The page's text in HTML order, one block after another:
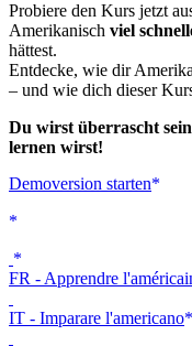
Probiere den Kurs jetzt
Amerikanisch viel
hättest.
Entdecke, wie dir
– und wie dich dieser
Du wirst überrascht
lernen wirst!
Demoversion starten
FR - Apprendre
IT - Imparare l'americano